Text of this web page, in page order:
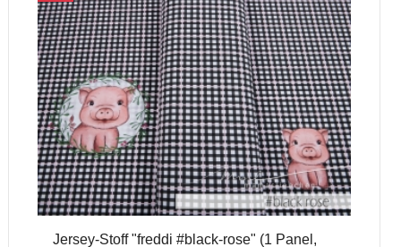
Jersey-Stoff "freddi #black-rose" (1 Panel,